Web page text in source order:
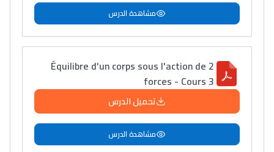
Lycée Maroc
مشاهدة الدرس
Équilibre d'un corps sous l'action de 2
forces - Cours 3
تحميل الدرس
مشاهدة الدرس